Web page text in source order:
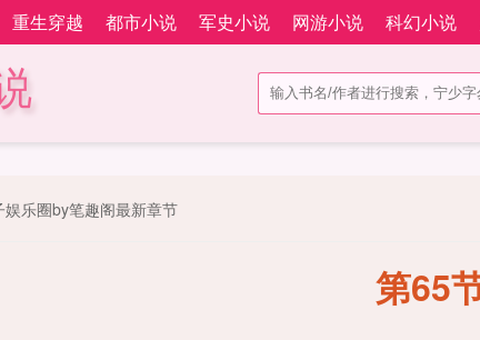
重生穿越 都市小说 军史小说 网游小说 科幻小说
娱乐圈by笔趣阁最新章节
第65